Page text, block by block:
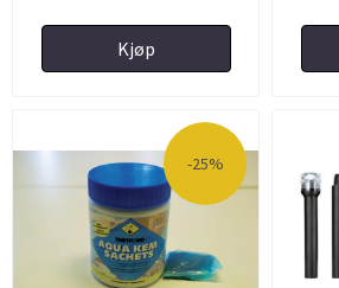
Kjøp
-25%